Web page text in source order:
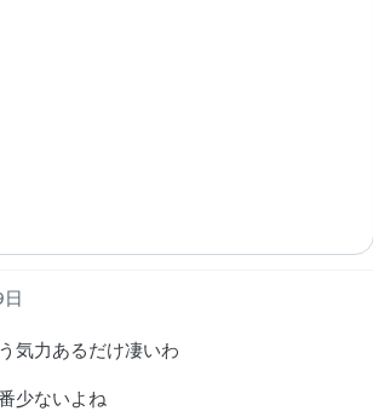
気力あるだけ凄いわ
少ないよね